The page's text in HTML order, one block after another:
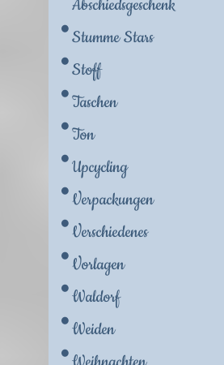
Abschiedsgeschenk
Stumme Stars
Stoff
Taschen
Ton
Upcycling
Verpackungen
Verschiedenes
Vorlagen
Waldorf
Weiden